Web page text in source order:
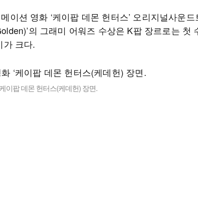
이션 영화 ‘케이팝 데몬 헌터스’ 오리지널사운드
의 그래미 어워즈 수상은 K팝 장르로는 첫
가 크다.
이팝 데몬 헌터스(케데헌) 장면.